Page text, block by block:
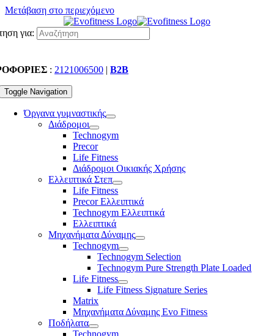
Μετάβαση στο περιεχόμενο
για:
: 2121006500 | B2B
Toggle Navigation
Όργανα γυμναστικής
Διάδρομοι
Technogym
Precor
Life Fitness
Διάδρομοι Οικιακής Χρήσης
Ελλειπτικά Στεπ
Life Fitness
Precor Ελλειπτικά
Technogym Ελλειπτικά
Ελλειπτικά
Μηχανήματα Δύναμης
Technogym
Technogym Selection
Technogym Pure Strength Plate Loaded
Life Fitness
Life Fitness Signature Series
Matrix
Μηχανήματα Δύναμης Evo Fitness
Ποδήλατα
Technogym